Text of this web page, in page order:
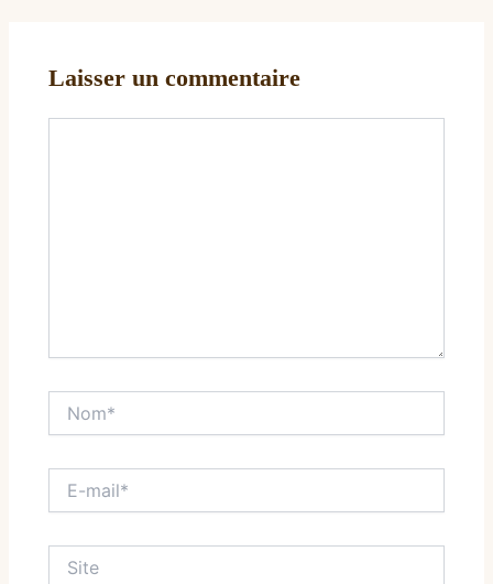
Laisser un commentaire